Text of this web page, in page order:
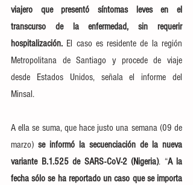
viajero que presentó síntomas leves en el
transcurso de la enfermedad, sin requerir
hospitalización. El caso es residente de la región
Metropolitana de Santiago y procede de viaje
desde Estados Unidos, señala el informe del
Minsal.
A ella se suma, que hace justo una semana (09 de
marzo) se informó la secuenciación de la nueva
variante B.1.525 de SARS-CoV-2 (Nigeria). “A la
fecha sólo se ha reportado un caso que se importa